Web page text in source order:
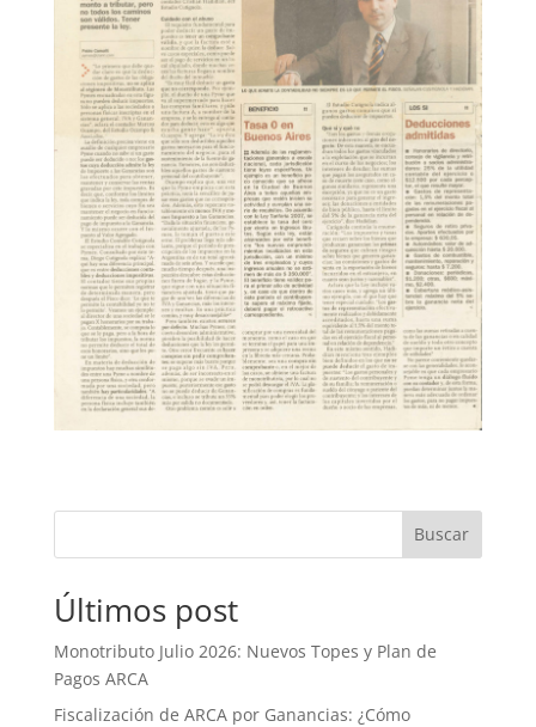
Buscar
Últimos post
Monotributo Julio 2026: Nuevos Topes y Plan de
Pagos ARCA
Fiscalización de ARCA por Ganancias: ¿Cómo